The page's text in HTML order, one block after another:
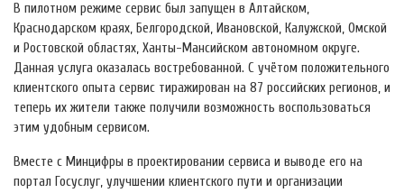
В пилотном режиме сервис был запущен в Алтайском,
Краснодарском краях, Белгородской, Ивановской, Калужской, Омской
и Ростовской областях, Ханты-Мансийском автономном округе.
Данная услуга оказалась востребованной. С учётом положительного
клиентского опыта сервис тиражирован на 87 российских регионов, и
теперь их жители также получили возможность воспользоваться
этим удобным сервисом.
Вместе с Минцифры в проектировании сервиса и выводе его на
портал Госуслуг, улучшении клиентского пути и организации